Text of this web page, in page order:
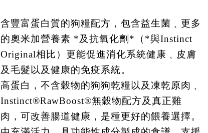
含豐富蛋白質的狗糧配方，包含益生菌﹑更多
的奧米加營養素 *及抗氧化劑*（*與Instinct
Original相比）更能促進消化系統健康﹑皮膚
及毛髮以及健康的免疫系統。
高蛋白，不含穀物的狗狗乾糧以及凍乾原肉﹑
Instinct®RawBoost®無穀物配方及真正雞
肉，可改善腸道健康，是種更好的餵養選擇。